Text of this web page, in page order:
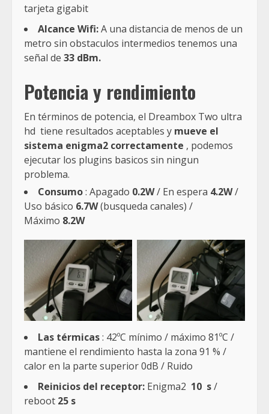
tarjeta gigabit
Alcance Wifi:A una distancia de menos de un
metro sin obstaculos intermedios tenemos una
señal de 33 dBm.
Potencia y rendimiento
En términos de potencia, el Dreambox Two ultra
hd tiene resultados aceptables y mueve el
sistema enigma2 correctamente , podemos
ejecutar los plugins basicos sin ningun
problema.
Consumo: Apagado 0.2W/ En espera 4.2W/
Uso básico 6.7W(busqueda canales) /
Máximo 8.2W
Las térmicas: 42ºC mínimo / máximo 81ºC /
mantiene el rendimiento hasta la zona 91 % /
calor en la parte superior 0dB / Ruido
Reinicios del receptor: Enigma2 10 s/
reboot 25 s